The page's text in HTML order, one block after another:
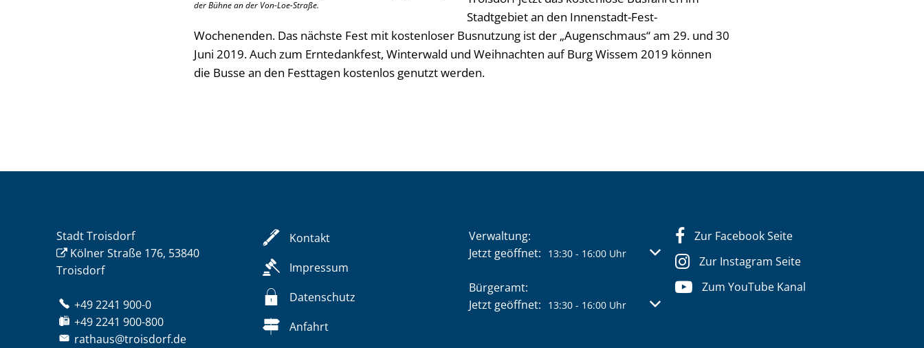
der Bühne an der Von-Loe-Straße.
Stadtgebiet an den Innenstadt-Fest-
Wochenenden. Das nächste Fest mit kostenloser Busnutzung ist der „Augenschmaus“ am 29. und 30
Juni 2019. Auch zum Erntedankfest, Winterwald und Weihnachten auf Burg Wissem 2019 können
die Busse an den Festtagen kostenlos genutzt werden.
Stadt Troisdorf
Kölner Straße 176, 53840
Troisdorf
+49 2241 900-0
+49 2241 900-800
rathaus@troisdorf.de
Kontakt
Impressum
Datenschutz
Anfahrt
Verwaltung:
Klicken, um weitere Öffnungs- oder Schließzeiten auszublenden
Jetzt geöffnet: 13:30 - 16:00 Uhr Von 13:30 bis 16:00 Uhr
Bürgeramt:
Klicken, um weitere Öffnungs- oder Schließzeiten auszublenden
Jetzt geöffnet: 13:30 - 16:00 Uhr Von 13:30 bis 16:00 Uhr
Zur Facebook Seite
Zur Instagram Seite
Zum YouTube Kanal